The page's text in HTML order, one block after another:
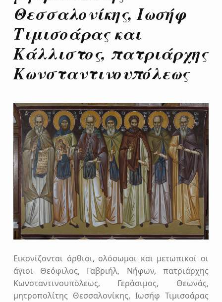
Θεσσαλονίκης, Ιωσήφ
Τιμισοάρας και
Κάλλιστος, πατριάρχης
Κωνσταντινουπόλεως
Εικονίζονται όρθιοι, ολόσωμοι και μετωπικοί οι
άγιοι Θεόφιλος, Γαβριήλ, Νήφων, πατριάρχης
Κωνσταντινουπόλεως, Γεράσιμος, Θεωνάς,
μητροπολίτης Θεσσαλονίκης, Ιωσήφ Τιμισοάρας